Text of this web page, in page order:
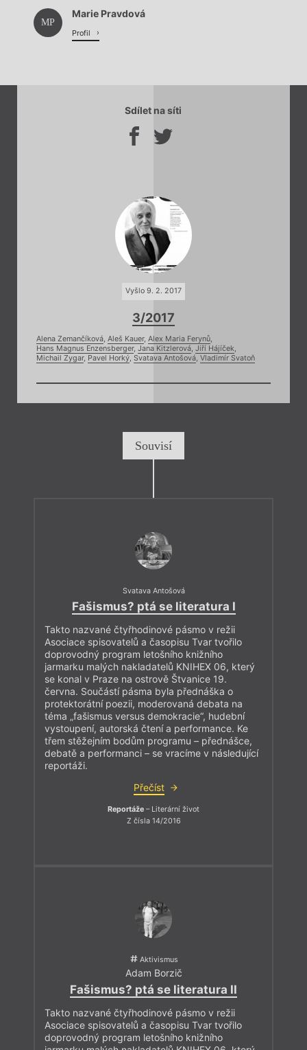
Načítá se.
MP
Marie Pravdová
Profil
Sdílet na síti
Vyšlo 9. 2. 2017
3/2017
Alena Zemančíková, Aleš Kauer, Alex Maria Ferynů,
Hans Magnus Enzensberger, Jana Kitzlerová, Jiří Hájíček,
Michail Zygar, Pavel Horký, Svatava Antošová, Vladimír Svatoň
Souvisí
Svatava Antošová
Fašismus? ptá se literatura I
Takto nazvané čtyřhodinové pásmo v režii
Asociace spisovatelů a časopisu Tvar tvořilo
doprovodný program letošního knižního
jarmarku malých nakladatelů KNIHEX 06, který
se konal v Praze na ostrově Štvanice 19.
června. Součástí pásma byla přednáška o
protektorátní poezii, moderovaná debata na
téma „fašismus versus demokracie“, hudební
vystoupení, autorská čtení a performance. Ke
třem stěžejním bodům programu – přednášce,
debatě a performanci – se vracíme v následující
reportáži.
Přečíst
Reportáže – Literární život
Z čísla 14/2016
Aktivismus
Adam Borzič
Fašismus? ptá se literatura II
Takto nazvané čtyřhodinové pásmo v režii
Asociace spisovatelů a časopisu Tvar tvořilo
doprovodný program letošního knižního